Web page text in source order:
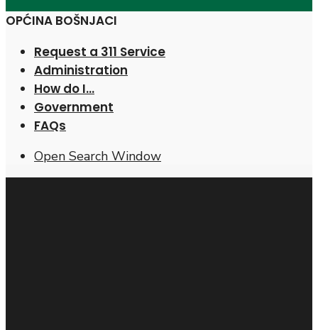
OPĆINA BOŠNJACI
Request a 311 Service
Administration
How do I…
Government
FAQs
Open Search Window